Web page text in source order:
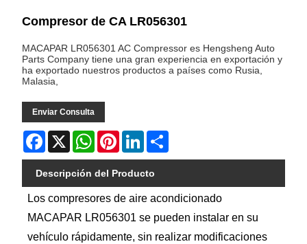
Compresor de CA LR056301
MACAPAR LR056301 AC Compressor es Hengsheng Auto
Parts Company tiene una gran experiencia en exportación y
ha exportado nuestros productos a países como Rusia,
Malasia,
Enviar Consulta
Facebook
X WhatsAppPinterestLinkedIn
Descripción del Producto
Los compresores de aire acondicionado
MACAPAR LR056301 se pueden instalar en su
vehículo rápidamente, sin realizar modificaciones